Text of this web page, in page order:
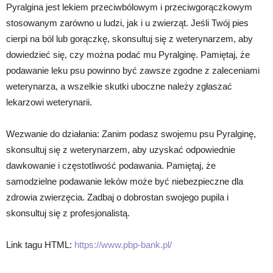
Pyralgina jest lekiem przeciwbólowym i przeciwgorączkowym
stosowanym zarówno u ludzi, jak i u zwierząt. Jeśli Twój pies
cierpi na ból lub gorączkę, skonsultuj się z weterynarzem, aby
dowiedzieć się, czy można podać mu Pyralginę. Pamiętaj, że
podawanie leku psu powinno być zawsze zgodne z zaleceniami
weterynarza, a wszelkie skutki uboczne należy zgłaszać
lekarzowi weterynarii.
Wezwanie do działania: Zanim podasz swojemu psu Pyralginę,
skonsultuj się z weterynarzem, aby uzyskać odpowiednie
dawkowanie i częstotliwość podawania. Pamiętaj, że
samodzielne podawanie leków może być niebezpieczne dla
zdrowia zwierzęcia. Zadbaj o dobrostan swojego pupila i
skonsultuj się z profesjonalistą.
Link tagu HTML: https://www.pbp-bank.pl/